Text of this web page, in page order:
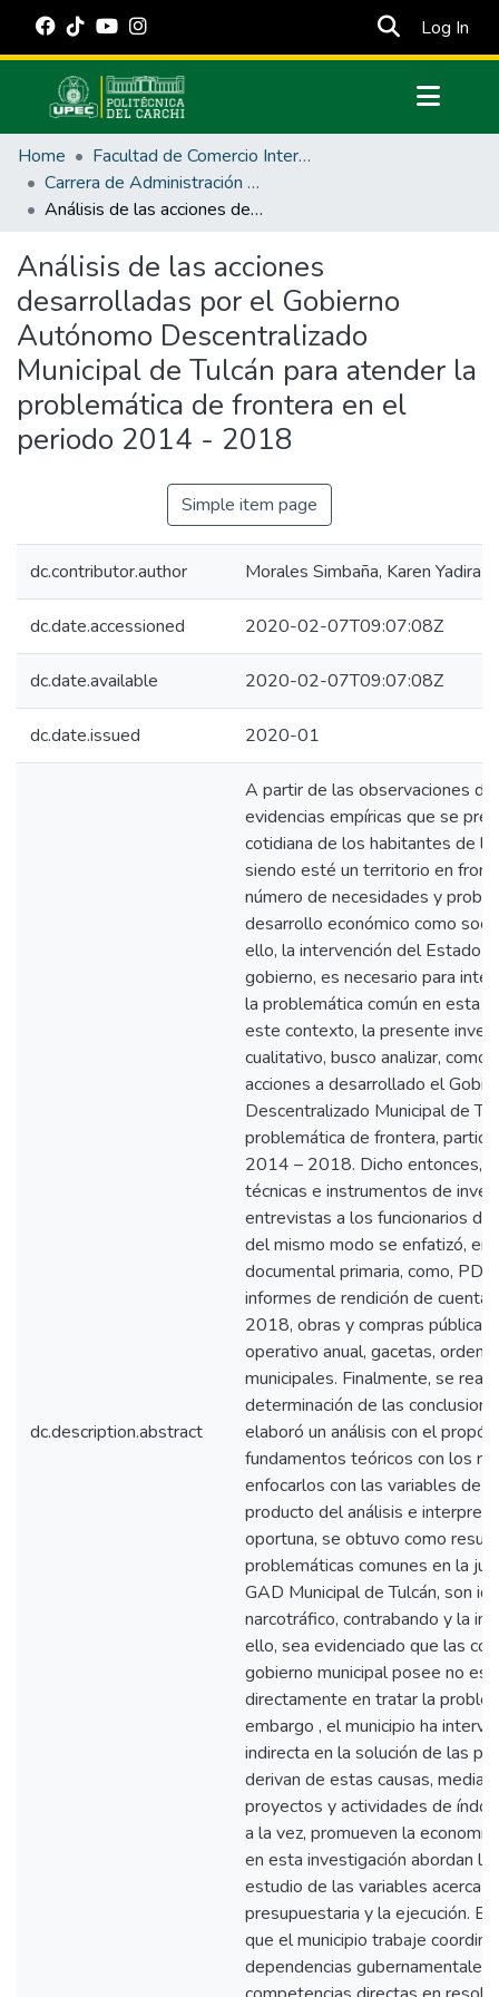
Log In
Communities & Collections
All of DSpace
Statistics
Estadísticas Externas
Manuales
Home
Facultad de Comercio Internacional, Integración, Administración y Economía Empresarial
Carrera de Administración Pública
Análisis de las acciones desarrolladas por el Gobierno Autónomo Descentralizado Municipal de Tulcán para atender la problemática de frontera en el periodo 2014 - 2018
Análisis de las acciones
desarrolladas por el Gobierno
Autónomo Descentralizado
Municipal de Tulcán para atender la
problemática de frontera en el
periodo 2014 - 2018
Simple item page
dc.contributor.author Morales Simbaña, Karen Yadira
dc.date.accessioned 2020-02-07T09:07:08Z
dc.date.available 2020-02-07T09:07:08Z
dc.date.issued 2020-01
dc.description.abstract
A partir de las observaciones
evidencias empíricas que se
cotidiana de los habitantes de la
siendo esté un territorio en
número de necesidades y
desarrollo económico como
ello, la intervención del Estado
gobierno, es necesario para
la problemática común en esta
este contexto, la presente
cualitativo, busco analizar, como
acciones a desarrollado el
Descentralizado Municipal de
problemática de frontera,
2014 – 2018. Dicho entonces,
técnicas e instrumentos de
entrevistas a los funcionarios
del mismo modo se enfatizó, en
documental primaria, como,
informes de rendición de
2018, obras y compras públicas
operativo anual, gacetas,
municipales. Finalmente, se
determinación de las
elaboró un análisis con el
fundamentos teóricos con los
enfocarlos con las variables de
producto del análisis e
oportuna, se obtuvo como
problemáticas comunes en la
GAD Municipal de Tulcán, son
narcotráfico, contrabando y la
ello, sea evidenciado que las
gobierno municipal posee no
directamente en tratar la
embargo , el municipio ha
indirecta en la solución de las
derivan de estas causas,
proyectos y actividades de
a la vez, promueven la
en esta investigación abordan
estudio de las variables acerca
presupuestaria y la ejecución.
que el municipio trabaje
dependencias gubernamentales